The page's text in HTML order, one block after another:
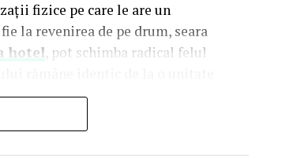
fizice pe care le are un
la revenirea de pe drum, seara
hotel, pot schimba radical felul
termică a spațiului. O
îngrijită, indiferent de